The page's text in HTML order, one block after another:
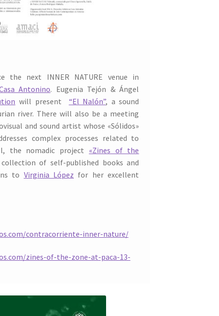
the next INNER NATURE venue in
Antonino. Eugenia Tejón & Ángel
will present “El Nalón”, a sound
river. There will also be a meeting
and sound artist whose «Sólidos»
complex processes related to
the nomadic project «Zines of the
of self-published books and
to Virginia López for her excellent
contracorriente-inner-nature/
zines-of-the-zone-at-paca-13-